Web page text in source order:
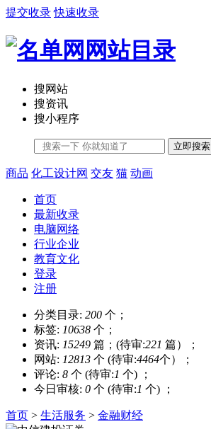
提交收录 快速收录
搜网站
搜资讯
搜小程序
立即搜索
商品 化工设计网 交友 猫 动画
首页
最新收录
电脑网络
行业企业
教育文化
登录
注册
分类目录: 200 个；
标签: 10638 个；
资讯: 15249 篇；(待审:221 篇）；
网站: 12813 个 (待审:4464个）；
评论: 8 个 (待审:1 个) ；
今日审核: 0 个 (待审:1 个) ；
首页 > 生活服务 > 金融财经